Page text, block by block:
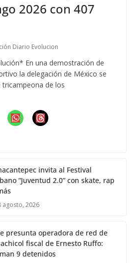
2026 con 407
Diario Evolucion
En una demostración de
la delegación de México se
de los
invita al Festival
“Juventud 2.0” con skate, rap
agosto, 2026
presunta operadora de red de
fiscal de Ernesto Ruffo:
9 detenidos